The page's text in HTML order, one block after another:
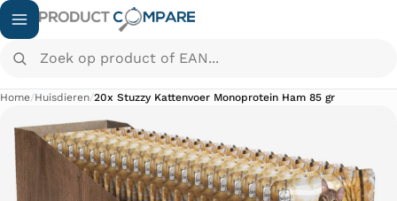
Home/Huisdieren/20x Stuzzy Kattenvoer Monoprotein Ham 85 gr